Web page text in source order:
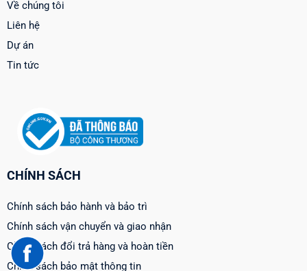
Về chúng tôi
Liên hệ
Dự án
Tin tức
CHÍNH SÁCH
Chính sách bảo hành và bảo trì
Chính sách vận chuyển và giao nhận
Chính sách đổi trả hàng và hoàn tiền
Chính sách bảo mật thông tin